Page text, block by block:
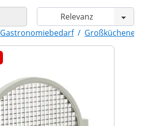
Gastronomiebedarf /